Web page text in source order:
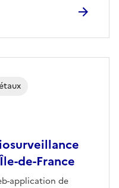
de-France
application de